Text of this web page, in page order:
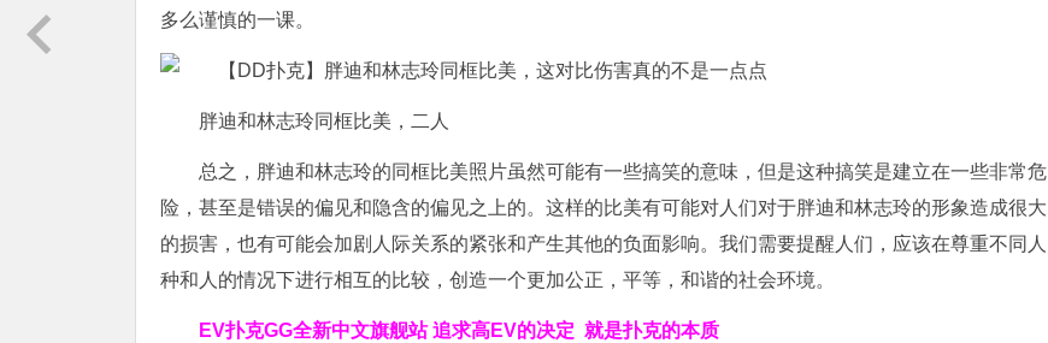
多么谨慎的一课。
胖迪和林志玲同框比美，二人
总之，胖迪和林志玲的同框比美照片虽然可能有一些搞笑的意味，但是这种搞笑是建立在一些非常危
险，甚至是错误的偏见和隐含的偏见之上的。这样的比美有可能对人们对于胖迪和林志玲的形象造成很大
的损害，也有可能会加剧人际关系的紧张和产生其他的负面影响。我们需要提醒人们，应该在尊重不同人
种和人的情况下进行相互的比较，创造一个更加公正，平等，和谐的社会环境。
EV扑克GG全新中文旗舰站追求高EV的决定 就是扑克的本质